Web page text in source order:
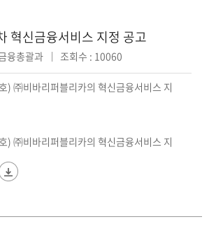
혁신금융서비스 지정 공고
융총괄과 조회수 : 10060
㈜비바리퍼블리카의 혁신금융서비스 지
㈜비바리퍼블리카의 혁신금융서비스 지